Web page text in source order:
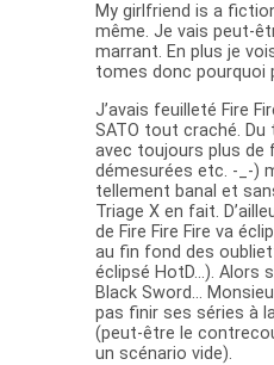
My girlfriend is a
même. Je vais peut-
marrant. En plus je
tomes donc pourquoi
J’avais feuilleté Fire
SATO tout craché.
avec toujours plus de
démesurées etc. -_-)
tellement banal et
Triage X en fait.
de Fire Fire Fire va
au fin fond des
éclipsé HotD…). Alors
Black Sword…
pas finir ses séries à
(peut-être le
un scénario vide).